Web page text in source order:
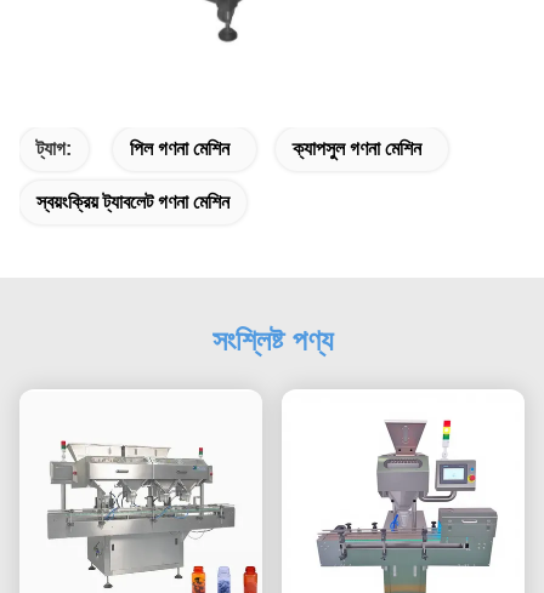
ট্যাগ: পিল গণনা মেশিন ক্যাপসুল গণনা মেশিন
স্বয়ংক্রিয় ট্যাবলেট গণনা মেশিন
সংশ্লিষ্ট পণ্য